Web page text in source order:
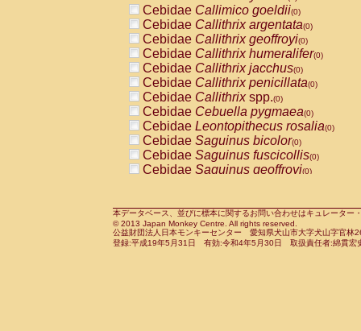
PitheciidaeCallicebus moloch
PitheciidaeCallicebus torquatus
PitheciidaeCallicebusspp.(0)
PitheciidaeChiropotes satanas(0)
PitheciidaePithecia monachus
PitheciidaePithecia pithecia(0)
CercopithecidaeCercocebus agilis
CercopithecidaeCercocebus
CercopithecidaeCercocebus
CercopithecidaeCercocebus
CercopithecidaeCercocebus
CercopithecidaeCercocebushybrid
CercopithecidaePapio anubis(0)
CercopithecidaePapio cynocephalus
CercopithecidaePapio hamadryas(0)
Cebidae Callimico goeldii(0)
Cebidae Callithrix argentata(0)
Cebidae Callithrix geoffroyi(0)
Cebidae Callithrix humeralifer(0)
Cebidae Callithrix jacchus(0)
Cebidae Callithrix penicillata(0)
Cebidae Callithrixspp.(0)
Cebidae Cebuella pygmaea(0)
Cebidae Leontopithecus rosalia(0)
Cebidae Saguinus bicolor(0)
Cebidae Saguinus fuscicollis(0)
Cebidae Saguinus geoffroyi(0)
CebidaeSaguinus leucopus(0)
CebidaeSaguinus midas(0)
Cebidae Saguinus mystax(0)
本データベース、並びに標本に関するお問い合わせはキュレータ
© 2013 Japan Monkey Centre. All rights reserved.
公益財団法人日本モンキーセンター 愛知県犬山市大字犬山字官
登録:平成19年5月31日 有効:令和4年5月30日 取扱責任者:綿貫宏